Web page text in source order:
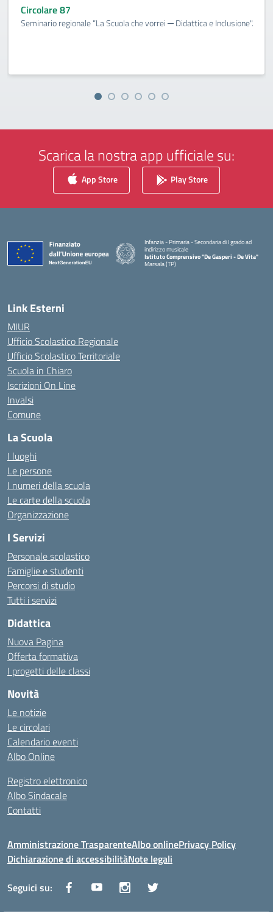
Circolare 87
Seminario regionale “La Scuola che vorrei ─ Didattica e Inclusione".
Scarica la nostra app ufficiale su:
App Store Play Store
Infanzia - Primaria - Secondaria di I grado ad
indirizzo musicale
Istituto Comprensivo "De Gasperi - De Vita"
Marsala (TP)
Link Esterni
MIUR
Ufficio Scolastico Regionale
Ufficio Scolastico Territoriale
Scuola in Chiaro
Iscrizioni On Line
Invalsi
Comune
La Scuola
I luoghi
Le persone
I numeri della scuola
Le carte della scuola
Organizzazione
I Servizi
Personale scolastico
Famiglie e studenti
Percorsi di studio
Tutti i servizi
Didattica
Nuova Pagina
Offerta formativa
I progetti delle classi
Novità
Le notizie
Le circolari
Calendario eventi
Albo Online
Registro elettronico
Albo Sindacale
Contatti
Amministrazione TrasparenteAlbo onlinePrivacy Policy
Dichiarazione di accessibilitàNote legali
Seguici su: